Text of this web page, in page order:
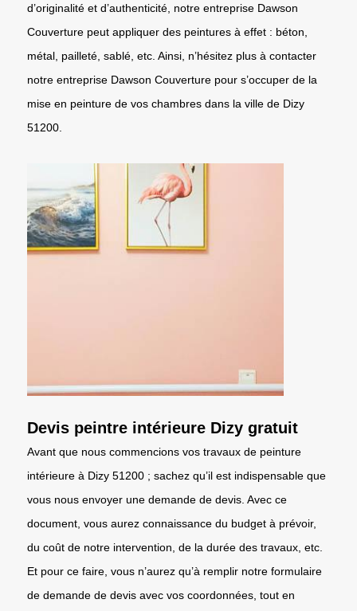
d’originalité et d’authenticité, notre entreprise Dawson
Couverture peut appliquer des peintures à effet : béton,
métal, pailleté, sablé, etc. Ainsi, n’hésitez plus à contacter
notre entreprise Dawson Couverture pour s’occuper de la
mise en peinture de vos chambres dans la ville de Dizy
51200.
Devis peintre intérieure Dizy gratuit
Avant que nous commencions vos travaux de peinture
intérieure à Dizy 51200 ; sachez qu’il est indispensable que
vous nous envoyer une demande de devis. Avec ce
document, vous aurez connaissance du budget à prévoir,
du coût de notre intervention, de la durée des travaux, etc.
Et pour ce faire, vous n’aurez qu’à remplir notre formulaire
de demande de devis avec vos coordonnées, tout en